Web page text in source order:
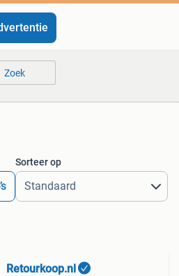
Zoek
Sorteer op
Retourkoop.nl